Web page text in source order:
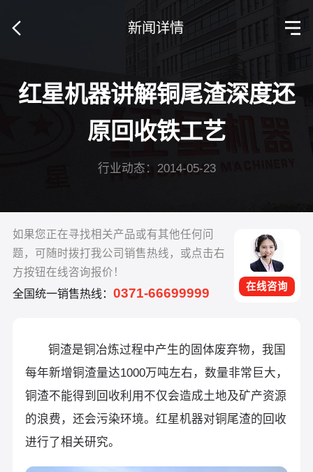
新闻详情
红星机器讲解铜尾渣深度还
原回收铁工艺
行业动态：2014-05-23
如果您正在寻找相关产品或有其他任何问
题，可随时拨打我公司销售热线，或点击右
方按钮在线咨询报价！
全国统一销售热线： 0371-66699999 在线咨询
铜渣是铜冶炼过程中产生的固体废弃物，我国
每年新增铜渣量达1000万吨左右，数量非常巨大，
铜渣不能得到回收利用不仅会造成土地及矿产资源
的浪费，还会污染环境。红星机器对铜尾渣的回收
进行了相关研究。